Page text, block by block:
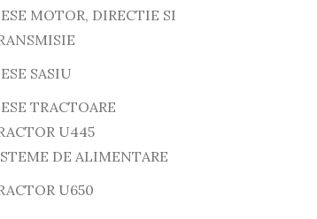
MOTOR, DIRECTIE SI
SASIU
TRACTOARE
U445
DE ALIMENTARE
U650